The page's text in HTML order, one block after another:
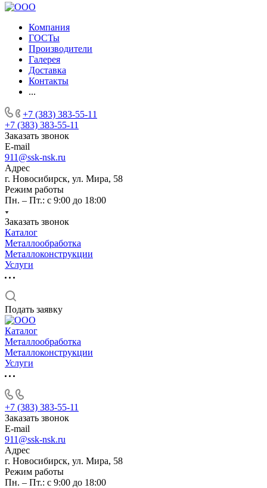
Компания
ГОСТы
Производители
Галерея
Доставка
Контакты
...
+7 (383) 383-55-11
+7 (383) 383-55-11
Заказать звонок
E-mail
911@ssk-nsk.ru
Адрес
г. Новосибирск, ул. Мира, 58
Режим работы
Пн. – Пт.: с 9:00 до 18:00
Заказать звонок
Каталог
Металлообработка
Металлоконструкции
Услуги
Подать заявку
Каталог
Металлообработка
Металлоконструкции
Услуги
+7 (383) 383-55-11
Заказать звонок
E-mail
911@ssk-nsk.ru
Адрес
г. Новосибирск, ул. Мира, 58
Режим работы
Пн. – Пт.: с 9:00 до 18:00